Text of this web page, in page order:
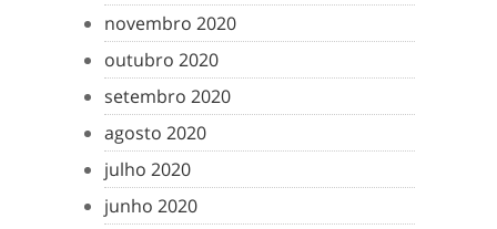
novembro 2020
outubro 2020
setembro 2020
agosto 2020
julho 2020
junho 2020